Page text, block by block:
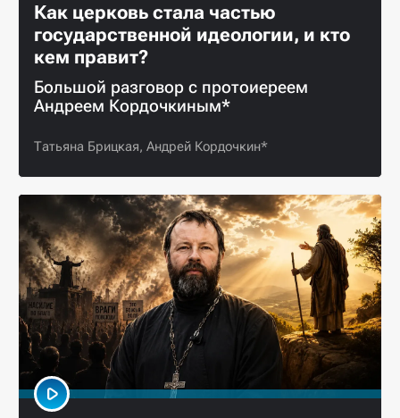
Как церковь стала частью
государственной идеологии, и кто
кем правит?
Большой разговор с протоиереем
Андреем Кордочкиным*
Татьяна Брицкая, Андрей Кордочкин*